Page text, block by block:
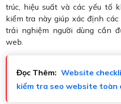
trúc, hiệu suất và các yếu tố
kiểm tra này giúp xác định
trải nghiệm người dùng cần
web.
Đọc Thêm: Website
kiểm tra seo website toàn